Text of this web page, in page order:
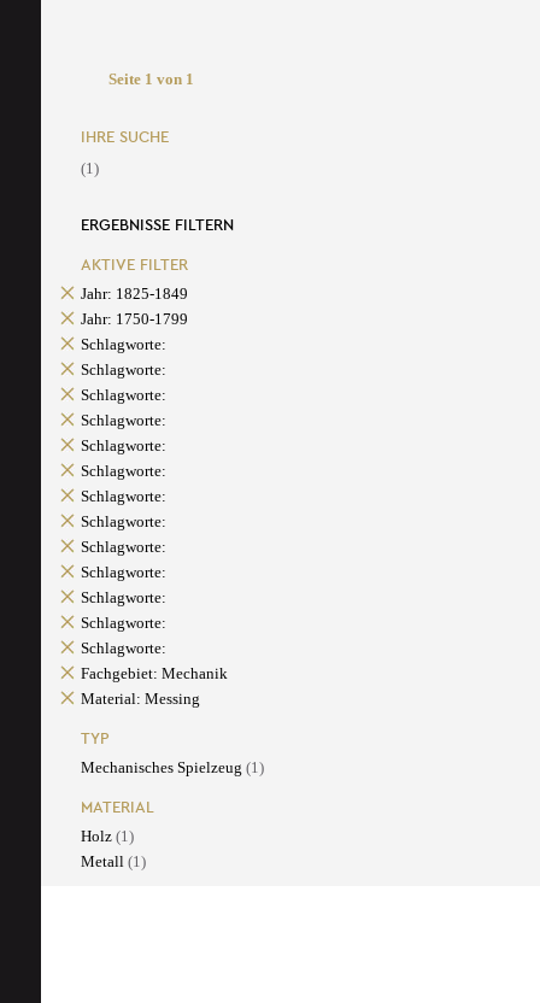
Seite 1 von 1
IHRE SUCHE
(1)
ERGEBNISSE FILTERN
AKTIVE FILTER
Jahr: 1825-1849
Jahr: 1750-1799
Schlagworte:
Schlagworte:
Schlagworte:
Schlagworte:
Schlagworte:
Schlagworte:
Schlagworte:
Schlagworte:
Schlagworte:
Schlagworte:
Schlagworte:
Schlagworte:
Schlagworte:
Fachgebiet: Mechanik
Material: Messing
TYP
Mechanisches Spielzeug (1)
MATERIAL
Holz (1)
Metall (1)